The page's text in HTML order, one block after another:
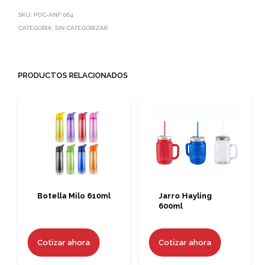
SKU: POC-ANF 064
CATEGORÍA: SIN CATEGORIZAR
PRODUCTOS RELACIONADOS
Botella Milo 610ml
Cotizar ahora
Jarro Hayling
600ml
Cotizar ahora